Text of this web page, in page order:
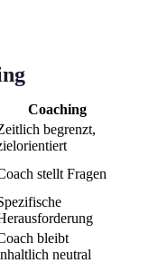
Coaching
begrenzt,
stellt Fragen
bleibt
neutral